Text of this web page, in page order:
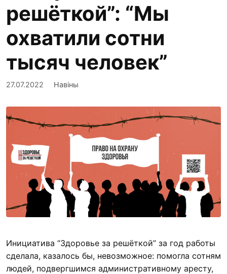
решёткой”: “Мы
охватили сотни
тысяч человек”
27.07.2022 Навіны
Инициатива “Здоровье за решёткой” за год работы
сделала, казалось бы, невозможное: помогла сотням
людей, подвергшимся административному аресту,